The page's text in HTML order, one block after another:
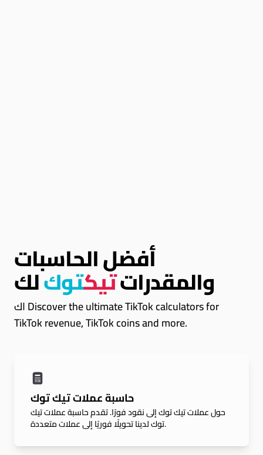
أفضل الحاسبات
والمقدراتتيكتوكلك
اك Discover the ultimate TikTok calculators for
TikTok revenue, TikTok coins and more.
حاسبة عملات تيك توك
حول عملات تيك توك إلى نقود فورًا. تقدم حاسبة عملات تيك
توك لدينا تحويلًا فوريًا إلى عملات متعددة.